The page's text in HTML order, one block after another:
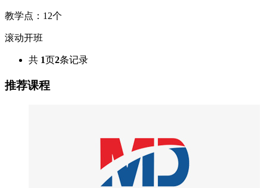
教学点： 12个
滚动开班
共 1页2条记录
推荐课程